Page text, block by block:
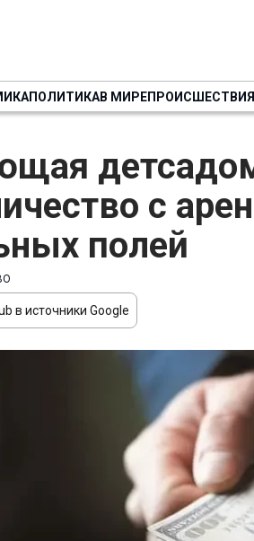
ПОЛИТИКАВ МИРЕПРОИСШЕСТВИЯ
с
полей
в источники Google